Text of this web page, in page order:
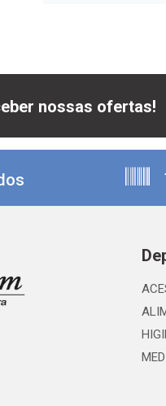
nossas ofertas!